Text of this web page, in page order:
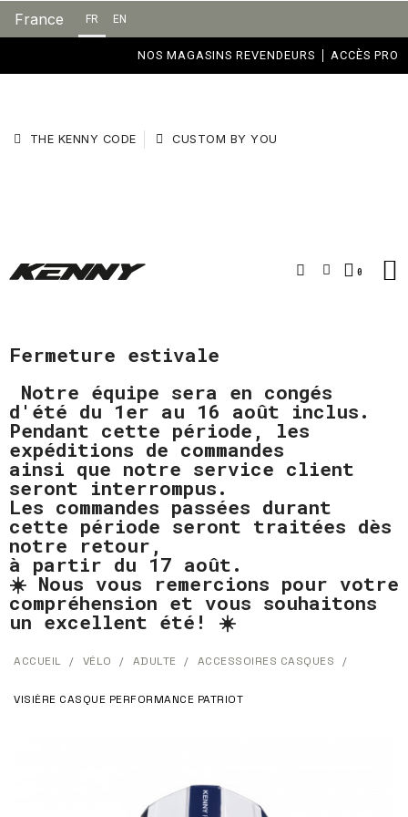
France FR EN
NOS MAGASINS REVENDEURS ACCÈS PRO
THE KENNY CODE CUSTOM BY YOU
Fermeture estivale
Notre équipe sera en congés
d'été du 1er au 16 août inclus.
Pendant cette période, les
expéditions de commandes
ainsi que notre service client
seront interrompus.
Les commandes passées durant
cette période seront traitées dès
notre retour,
à partir du 17 août.
☀️ Nous vous remercions pour votre
compréhension et vous souhaitons
un excellent été! ☀️
ACCUEIL VÉLO ADULTE ACCESSOIRES CASQUES
VISIÈRE CASQUE PERFORMANCE PATRIOT